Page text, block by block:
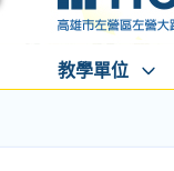
教學單位